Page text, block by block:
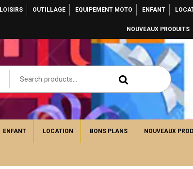
LOISIRS OUTILLAGE EQUIPEMENT MOTO ENFANT
NOUVEAUX PRODUITS
ENFANT LOCATION BONS PLANS NOUVEAUX